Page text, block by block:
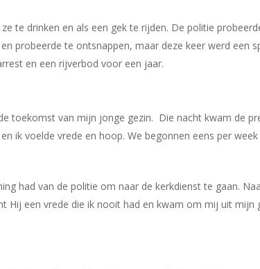
te drinken en als een gek te rijden. De politie
probeerde te ontsnappen, maar deze keer werd een
en een rijverbod voor een jaar.
toekomst van mijn jonge gezin. Die nacht kwam de
ik voelde vrede en hoop. We begonnen eens per
had van de politie om naar de kerkdienst te gaan.
Hij een vrede die ik nooit had en kwam om mij uit mijn